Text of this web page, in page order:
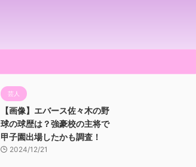
芸人
【画像】エバース佐々木の野
球の球歴は？強豪校の主将で
甲子園出場したかも調査！
2024/12/21